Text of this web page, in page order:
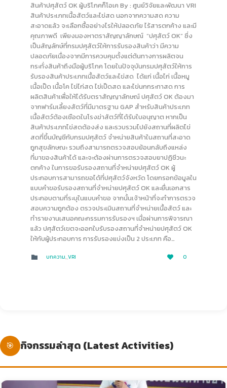
สินค้าปศุสัตว์ OK ผู้บริโภคก็โอเค By : ศูนย์วิจัยและพัฒนา VRI
สินค้าประเภทเนื้อสัตว์และไข่สด นอกจากความสด ความ
สะอาดแล้ว จะเลือกซื้ออย่างไรให้ปลอดภัย ไร้สารตกค้าง และมี
คุณภาพดี เพียงมองหาตราสัญญาลักษณ์ “ปศุสัตว์ OK” ซึ่ง
เป็นสัญลักษ์ที่กรมปศุสัตว์ให้การรับรองสินค้าว่า มีความ
ปลอดภัยเนื่องจากมีการควบคุมตั้งแต่ต้นทางการผลิตจน
กระทั่งสินค้าถึงมือผู้บริโภค โดยในปัจจุบันกรมปศุสัตว์ให้การ
รับรองสินค้าประเภทเนื้อสัตว์และไข่สด ได้แก่ เนื้อไก่ เนื้อหมู
เนื้อเป็ด เนื้อโค ไข่ไก่สด ไข่เป็ดสด และไข่นกกระทาสด การ
ผลิตสินค้าเพื่อให้ได้รับตราสัญญาลักษณ์ ปศุสัตว์ OK ต้องมา
จากฟาร์มเลี้ยงสัตว์ที่มีมาตรฐาน GAP สำหรับสินค้าประเภท
เนื้อสัตว์ต้องเชือดในโรงฆ่าสัตว์ที่ได้รับใบอนุญาต หากเป็น
สินค้าประเภทไข่สดต้องส่ง และรวบรวมไปยังสถานที่ผลิตไข่
สดที่ขึ้นบัญชีกับกรมปศุสัตว์ จำหน่ายสินค้าในสถานที่สะอาด
ถูกสุขลักษณะ รวมถึงสามารถตรวจสอบย้อนกลับถึงแหล่ง
ที่มาของสินค้าได้ และจะต้องผ่านการตรวจสอบยาปฏิชีวนะ
ตกค้าง ในการขอรับรองสถานที่จำหน่ายปศุสัตว์ OK ผู้
ประกอบการสามารถขอได้ที่ปศุสัตว์จังหวัด โดยกรอกข้อมูลใน
แบบคำขอรับรองสถานที่จำหน่ายปศุสัตว์ OK และยื่นเอกสาร
ประกอบตามที่ระบุในแบบคำขอ จากนั้นเจ้าหน้าที่จะทำการตรวจ
สอบความถูกต้อง ตรวจประเมินสถานที่จำหน่ายเนื้อสัตว์ และ
ทำรายงานเสนอคณะกรรมการรับรองฯ เมื่อผ่านการพิจารณา
แล้ว ปศุสัตว์เขตจะออกใบรับรองสถานที่จำหน่ายปศุสัตว์ OK
ให้กับผู้ประกอบการ การรับรองแบ่งเป็น 2 ประเภท คือ…
 CATEGORY
บทความ, ฺVRI 
LOVE
IT
0
🎯 กิจกรรมล่าสุด (Latest Activities)